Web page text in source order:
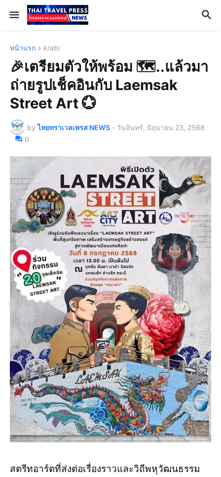
หน้าแรก krabi
🎉เตรียมตัวให้พร้อม 🗺️..แล้วมา
ถ่ายรูปเช็คอินกับ Laemsak
Street Art 💮
by ไทยทราเวลเพรส NEWS - วันจันทร์, มิถุนายน 23, 2568
0
สตรีทอาร์ตที่ส่งต่อเรื่องราวและวิถีพหุวัฒนธรรม